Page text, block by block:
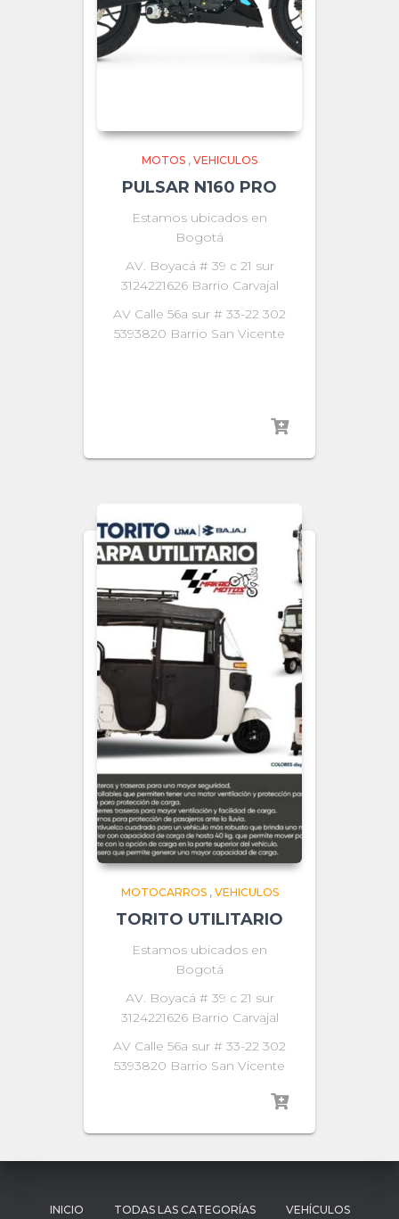
MOTOS , VEHICULOS
PULSAR N160 PRO
Estamos ubicados en
Bogotá
AV. Boyacá # 39 c 21 sur
3124221626 Barrio Carvajal
AV Calle 56a sur # 33-22 302
5393820 Barrio San Vicente
MOTOCARROS, VEHICULOS
TORITO UTILITARIO
Estamos ubicados en
Bogotá
AV. Boyacá # 39 c 21 sur
3124221626 Barrio Carvajal
AV Calle 56a sur # 33-22 302
5393820 Barrio San Vicente
INICIO TODAS LAS CATEGORÍAS VEHÍCULOS